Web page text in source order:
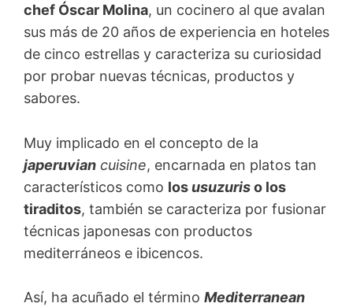
chef Óscar Molina, un cocinero al que avalan
sus más de 20 años de experiencia en hoteles
de cinco estrellas y caracteriza su curiosidad
por probar nuevas técnicas, productos y
sabores.
Muy implicado en el concepto de la
japeruvian cuisine, encarnada en platos tan
característicos como losusuzuriso los
tiraditos, también se caracteriza por fusionar
técnicas japonesas con productos
mediterráneos e ibicencos.
Así, ha acuñado el término Mediterranean